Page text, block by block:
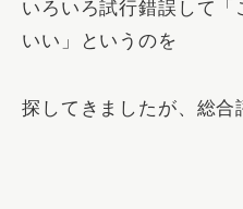
いろいろ試行錯誤して
いい」というのを
探してきましたが、 総合